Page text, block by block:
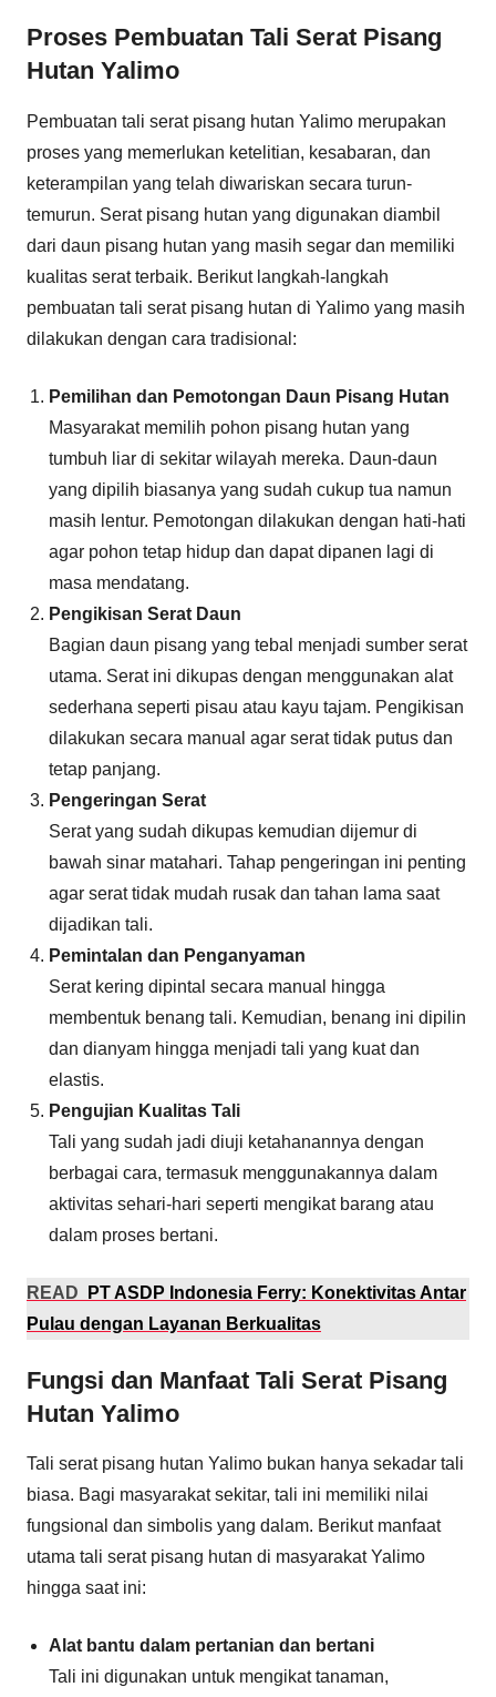
Proses Pembuatan Tali Serat Pisang
Hutan Yalimo
Pembuatan tali serat pisang hutan Yalimo merupakan
proses yang memerlukan ketelitian, kesabaran, dan
keterampilan yang telah diwariskan secara turun-
temurun. Serat pisang hutan yang digunakan diambil
dari daun pisang hutan yang masih segar dan memiliki
kualitas serat terbaik. Berikut langkah-langkah
pembuatan tali serat pisang hutan di Yalimo yang masih
dilakukan dengan cara tradisional:
Pemilihan dan Pemotongan Daun Pisang Hutan
Masyarakat memilih pohon pisang hutan yang
tumbuh liar di sekitar wilayah mereka. Daun-daun
yang dipilih biasanya yang sudah cukup tua namun
masih lentur. Pemotongan dilakukan dengan hati-hati
agar pohon tetap hidup dan dapat dipanen lagi di
masa mendatang.
Pengikisan Serat Daun
Bagian daun pisang yang tebal menjadi sumber serat
utama. Serat ini dikupas dengan menggunakan alat
sederhana seperti pisau atau kayu tajam. Pengikisan
dilakukan secara manual agar serat tidak putus dan
tetap panjang.
Pengeringan Serat
Serat yang sudah dikupas kemudian dijemur di
bawah sinar matahari. Tahap pengeringan ini penting
agar serat tidak mudah rusak dan tahan lama saat
dijadikan tali.
Pemintalan dan Penganyaman
Serat kering dipintal secara manual hingga
membentuk benang tali. Kemudian, benang ini dipilin
dan dianyam hingga menjadi tali yang kuat dan
elastis.
Pengujian Kualitas Tali
Tali yang sudah jadi diuji ketahanannya dengan
berbagai cara, termasuk menggunakannya dalam
aktivitas sehari-hari seperti mengikat barang atau
dalam proses bertani.
READ
PT ASDP Indonesia Ferry: Konektivitas Antar
Pulau dengan Layanan Berkualitas
Fungsi dan Manfaat Tali Serat Pisang
Hutan Yalimo
Tali serat pisang hutan Yalimo bukan hanya sekadar tali
biasa. Bagi masyarakat sekitar, tali ini memiliki nilai
fungsional dan simbolis yang dalam. Berikut manfaat
utama tali serat pisang hutan di masyarakat Yalimo
hingga saat ini:
Alat bantu dalam pertanian dan bertani
Tali ini digunakan untuk mengikat tanaman,